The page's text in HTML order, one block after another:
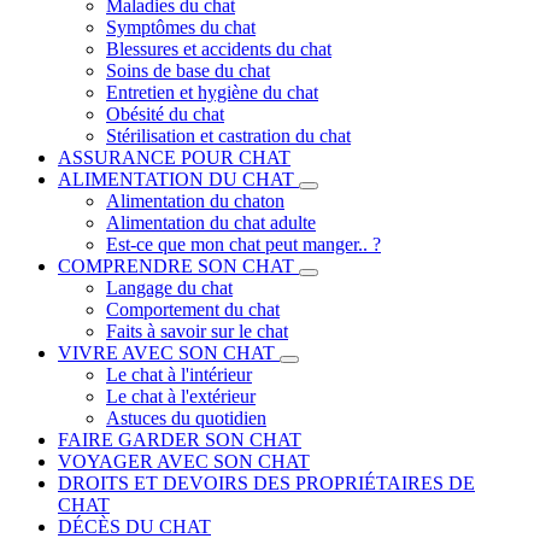
Maladies du chat
Symptômes du chat
Blessures et accidents du chat
Soins de base du chat
Entretien et hygiène du chat
Obésité du chat
Stérilisation et castration du chat
ASSURANCE POUR CHAT
ALIMENTATION DU CHAT
Alimentation du chaton
Alimentation du chat adulte
Est-ce que mon chat peut manger.. ?
COMPRENDRE SON CHAT
Langage du chat
Comportement du chat
Faits à savoir sur le chat
VIVRE AVEC SON CHAT
Le chat à l'intérieur
Le chat à l'extérieur
Astuces du quotidien
FAIRE GARDER SON CHAT
VOYAGER AVEC SON CHAT
DROITS ET DEVOIRS DES PROPRIÉTAIRES DE
CHAT
DÉCÈS DU CHAT